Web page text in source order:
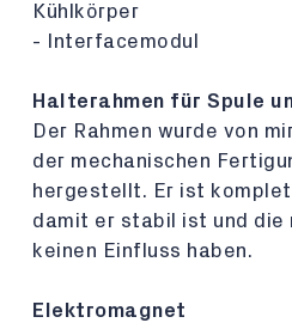
Kühlkörper
- Interfacemodul
Halterahmen für Spule
Der Rahmen wurde von
der mechanischen
hergestellt. Er ist
damit er stabil ist und die
keinen Einfluss haben.
Elektromagnet